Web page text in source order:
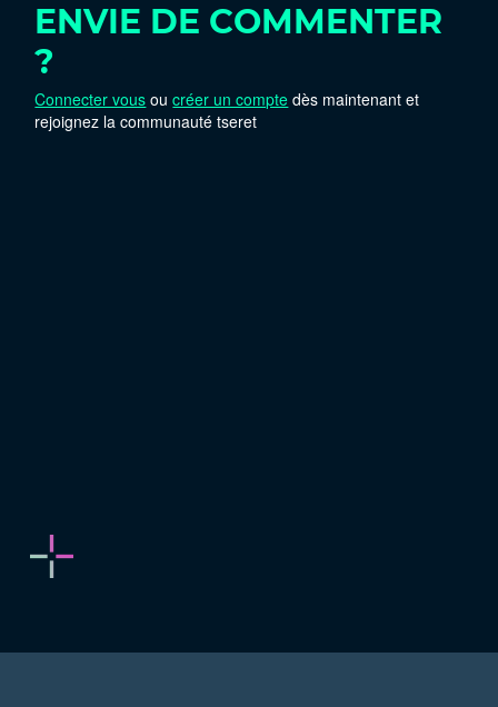
ENVIE DE COMMENTER
?
Connecter vous oucréer un compte dès maintenant et
rejoignez la communauté tseret